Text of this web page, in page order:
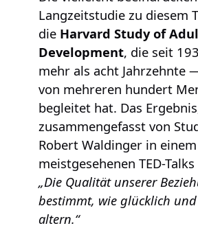
Langzeitstudie zu diesem
die Harvard Study of
Development, die seit
mehr als acht Jahrzehnte
von mehreren hundert
begleitet hat. Das
zusammengefasst von
Robert Waldinger in
meistgesehenen TED-
„Die Qualität unserer
bestimmt, wie glücklich
altern.“